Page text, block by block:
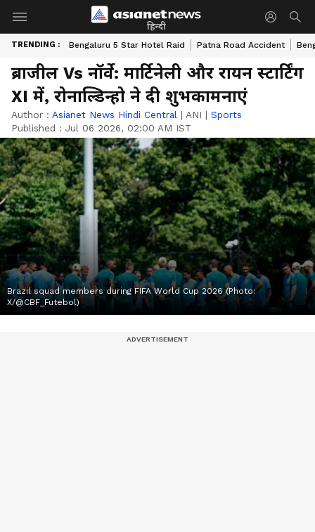
हिन्दी
TRENDING : Bengaluru 5 Star Hotel Raid Patna Road Accident
ब्राजील Vs नॉर्वे: मार्टिनेली और रायन स्टार्टिंग
XI में, रोनाल्डिन्हो ने दी शुभकामनाएं
Author : Asianet News Hindi Central | ANI | Sports
Published : Jul 06 2026, 02:00 AM IST
Brazil squad members during FIFA World Cup 2026 (Photo:
X/@CBF_Futebol)